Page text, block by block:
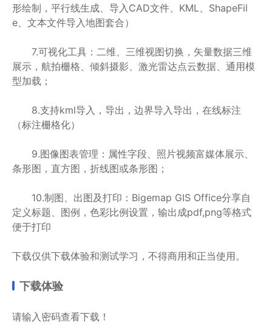
形绘制，平行线生成、导入CAD文件、KML、ShapeFil
e、文本文件导入地图套合）
7.可视化工具：二维、三维视图切换，矢量数据三维
展示，航拍栅格、倾斜摄影、激光雷达点云数据、通用模
型加载；
8.支持kml导入，导出，边界导入导出，在线标注
（标注栅格化）
9.图像图表管理：属性字段、照片视频富媒体展示、
条形图，直方图，折线图或条形图；
10.制图、出图及打印：Bigemap GIS Office分享自
定义标题、图例，色彩比例设置，输出成pdf,png等格式
便于打印
下载仅供下载体验和测试学习，不得商用和正当使用。
下载体验
请输入密码查看下载！